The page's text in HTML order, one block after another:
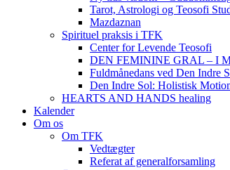
Tarot, Astrologi og Teosofi
Mazdaznan
Spirituel praksis i TFK
Center for Levende Teosofi
DEN FEMININE GRAL – I
Fuldmånedans ved Den Indre
Den Indre Sol: Holistisk
HEARTS AND HANDS healing
Kalender
Om os
Om TFK
Vedtægter
Referat af generalforsamling